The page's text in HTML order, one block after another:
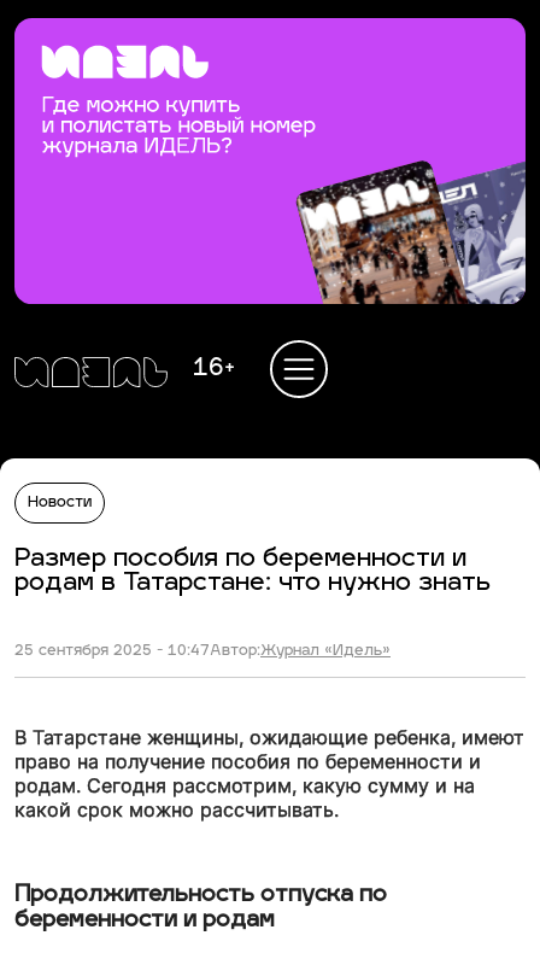
16+
Новости
Размер пособия по беременности и
родам в Татарстане: что нужно знать
25 сентября 2025 - 10:47Автор:Журнал «Идель»
В Татарстане женщины, ожидающие ребенка, имеют
право на получение пособия по беременности и
родам. Сегодня рассмотрим, какую сумму и на
какой срок можно рассчитывать.
Продолжительность отпуска по
беременности и родам